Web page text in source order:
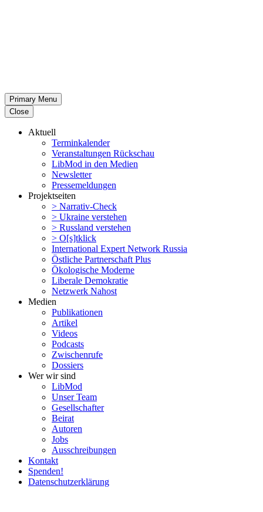
Primary Menu
Close
Aktuell
Termin­ka­lender
Veran­stal­tungen Rückschau
LibMod in den Medien
Newsletter
Presse­mel­dungen
Projekt­seiten
> Narrativ-Check
> Ukraine verstehen
> Russland verstehen
> O[s]tklick
Inter­na­tional Expert Network Russia
Östliche Partner­schaft Plus
Ökolo­gische Moderne
Liberale Demokratie
Netzwerk Nahost
Medien
Publi­ka­tionen
Artikel
Videos
Podcasts
Zwischenrufe
Dossiers
Wer wir sind
LibMod
Unser Team
Gesell­schafter
Beirat
Autoren
Jobs
Ausschrei­bungen
Kontakt
Spenden!
Daten­schutz­er­klärung